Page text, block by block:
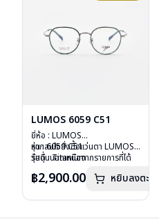
LUMOS 6059 C51
ยี่ห้อ : LUMOS
รุ่น : 6059 C51
วัสดุ : Titanium
บานพับ : ไม่มีสปริง
อุปกรณ์ : กล่องแว่น , ผ้าเช็ดแว่น
หากสนใจสั่งชื้อแว่นตา LUMOS
รุ่นอื่นนอกเหนือจากรายการที่ได้
฿2,900.00 หยิบลงตะกร้า